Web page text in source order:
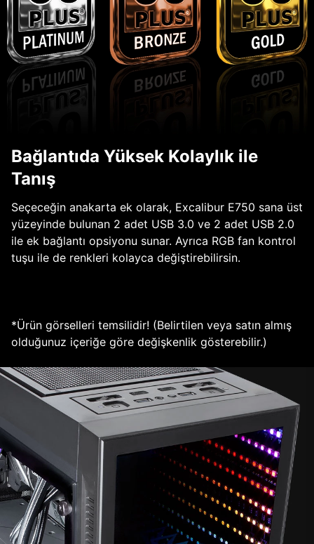
Bağlantıda Yüksek Kolaylık ile
Tanış
Seçeceğin anakarta ek olarak, Excalibur E750 sana üst
yüzeyinde bulunan 2 adet USB 3.0 ve 2 adet USB 2.0
ile ek bağlantı opsiyonu sunar. Ayrıca RGB fan kontrol
tuşu ile de renkleri kolayca değiştirebilirsin.
*Ürün görselleri temsilidir! (Belirtilen veya satın almış
olduğunuz içeriğe göre değişkenlik gösterebilir.)